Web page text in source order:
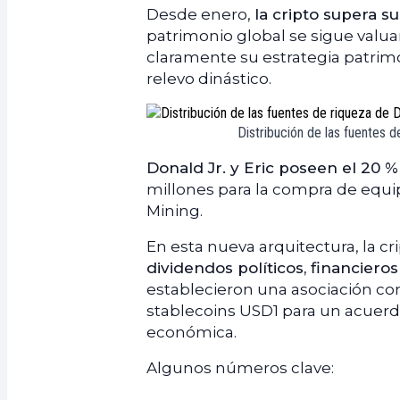
Desde enero, la cripto supera
patrimonio global se sigue
claramente su estrategia
relevo dinástico.
Distribución de las fuentes
Donald Jr. y Eric poseen el 20
millones para la compra de
Mining.
En esta nueva arquitectura, la
dividendos políticos,
establecieron una asociación
stablecoins USD1 para un
económica.
Algunos números clave: